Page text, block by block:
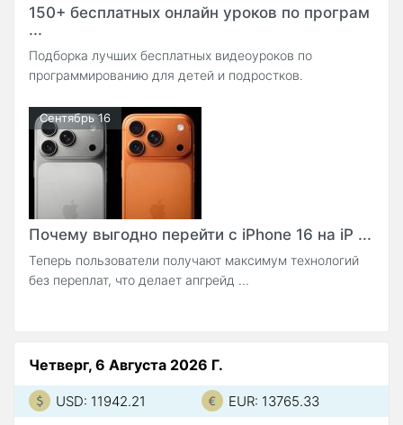
150+ бесплатных онлайн уроков по програм
...
Подборка лучших бесплатных видеоуроков по
программированию для детей и подростков.
Сентябрь 16
Почему выгодно перейти с iPhone 16 на iP ...
Теперь пользователи получают максимум технологий
без переплат, что делает апгрейд ...
Четверг, 6 Августа 2026 Г.
USD: 11942.21 EUR: 13765.33